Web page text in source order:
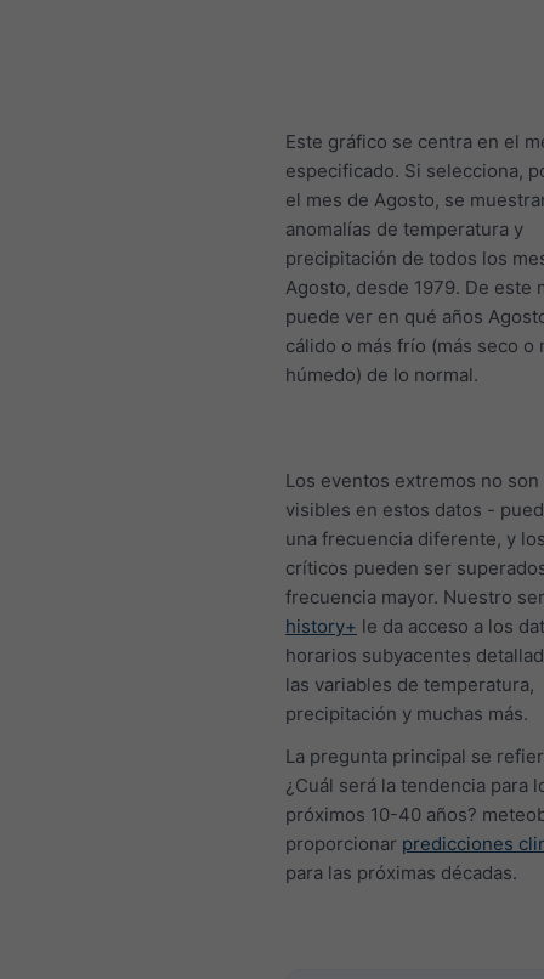
Este gráfico se centra en el
especificado. Si selecciona,
el mes de Agosto, se
anomalías de temperatura y
precipitación de todos los
Agosto, desde 1979. De este
puede ver en qué años
cálido o más frío (más seco o
húmedo) de lo normal.
Los eventos extremos no
visibles en estos datos -
una frecuencia diferente, y
críticos pueden ser
frecuencia mayor. Nuestro
history+ le da acceso a los
horarios subyacentes
las variables de temperatura,
precipitación y muchas más.
La pregunta principal se
¿Cuál será la tendencia para
próximos 10-40 años?
proporcionar predicciones
para las próximas décadas.